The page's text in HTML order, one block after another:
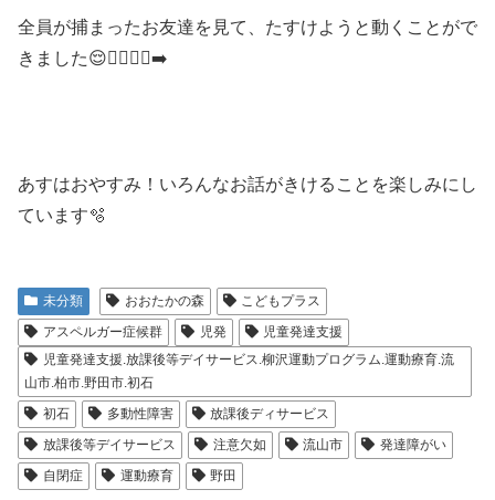
全員が捕まったお友達を見て、たすけようと動くことがで
きました😌🏃‍♂️🏃‍♀️‍➡️
あすはおやすみ！いろんなお話がきけることを楽しみにし
ています🫧
未分類 おおたかの森
こどもプラス
アスペルガー症候群
児発
児童発達支援
児童発達支援.放課後等デイサービス.柳沢運動プログラム.運動療育.流
山市.柏市.野田市.初石
初石
多動性障害
放課後ディサービス
放課後等デイサービス
注意欠如 流山市
発達障がい
自閉症
運動療育 野田